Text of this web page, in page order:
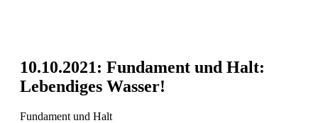
10.10.2021: Fundament und Halt:
Lebendiges Wasser!
Fundament und Halt